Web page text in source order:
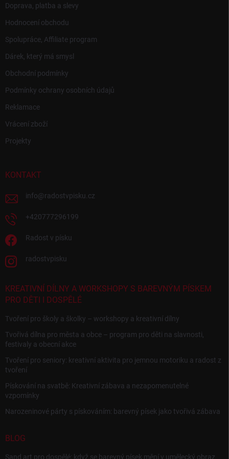
Doprava, platba a slevy
Hodnocení obchodu
Spolupráce, Affiliate program
Dárek, který má smysl
Obchodní podmínky
Podmínky ochrany osobních údajů
Reklamace
Vrácení zboží
Projekty
KONTAKT
info@radostvpisku.cz
+420777296199
Radost v písku
radostvpisku
KREATIVNÍ DÍLNY A WORKSHOPY S BAREVNÝM PÍSKEM
PRO DĚTI I DOSPĚLÉ
Tvoření pro školy a školky – workshopy a kreativní dílny
Tvořivá dílna pro města a obce – program pro děti na slavnosti,
festivaly a obecní akce
Tvoření pro seniory: kreativní aktivita pro jemnou motoriku a radost z
tvoření
Pískování na svatbě: Kreativní zábava a nezapomenutelné
vzpomínky
Narozeninové párty s pískováním: barevný písek jako tvořivá zábava
BLOG
Sand art pro dospělé: když se barevný písek mění v umělecký obraz